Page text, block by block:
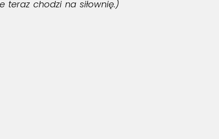
teraz chodzi na siłownię.)